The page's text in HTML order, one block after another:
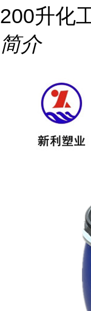
200升化
简介